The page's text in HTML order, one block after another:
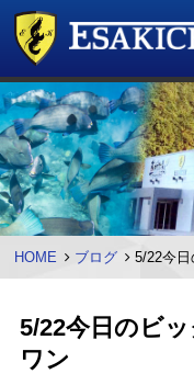
HOME ブログ 5/22今
5/22今日のビ
ワン